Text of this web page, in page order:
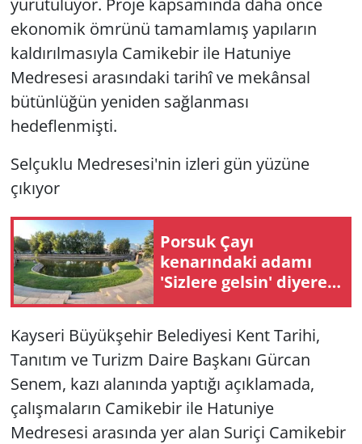
ekonomik ömrünü tamamlamış yapıların
kaldırılmasıyla Camikebir ile Hatuniye
Medresesi arasındaki tarihî ve mekânsal
bütünlüğün yeniden sağlanması
hedeflenmişti.
Selçuklu Medresesi'nin izleri gün yüzüne
çıkıyor
Porsuk Çayı
kenarındaki adamı
'Sizlere gelsin' diyerek
suya itti
Kayseri Büyükşehir Belediyesi Kent Tarihi,
Tanıtım ve Turizm Daire Başkanı Gürcan
Senem, kazı alanında yaptığı açıklamada,
çalışmaların Camikebir ile Hatuniye
Medresesi arasında yer alan Suriçi Camikebir